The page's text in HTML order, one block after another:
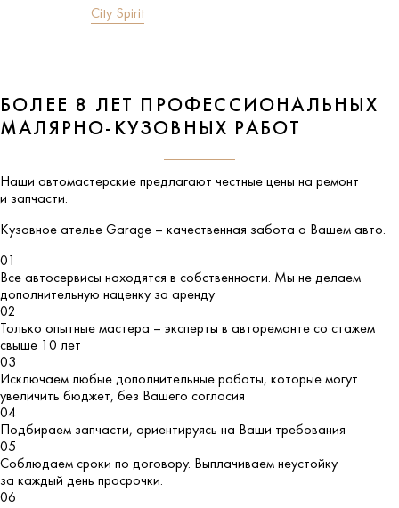
City Spirit
БОЛЕЕ 8 ЛЕТ ПРОФЕССИОНАЛЬНЫХ
МАЛЯРНО-КУЗОВНЫХ РАБОТ
Наши автомастерские предлагают честные цены на ремонт
и запчасти.
Кузовное ателье Garage – качественная забота о Вашем авто.
01
Все автосервисы находятся в собственности. Мы не делаем
дополнительную наценку за аренду
02
Только опытные мастера – эксперты в авторемонте со стажем
свыше 10 лет
03
Исключаем любые дополнительные работы, которые могут
увеличить бюджет, без Вашего согласия
04
Подбираем запчасти, ориентируясь на Ваши требования
05
Соблюдаем сроки по договору. Выплачиваем неустойку
за каждый день просрочки.
06